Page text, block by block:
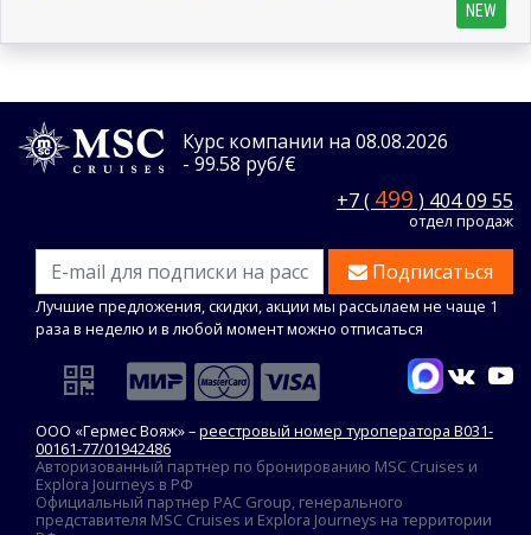
NEW
Курс компании на 08.08.2026
- 99.58 руб/€
+7 ( 499 ) 404 09 55
отдел продаж
Подписаться
Лучшие предложения, скидки, акции мы рассылаем не чаще 1
раза в неделю и в любой момент можно отписаться
ООО «Гермес Вояж» –реестровый номер туроператора В031-
00161-77/01942486
Авторизованный партнер по бронированию MSC Cruises и
Explora Journeys в РФ
Официальный партнер PAC Group, генерального
представителя MSC Cruises и Explora Journeys на территории